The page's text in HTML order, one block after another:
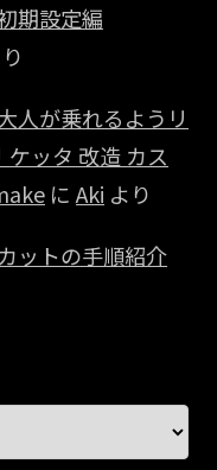
期設定編
人が乗れるようリ
ケッタ 改造 カス
に Aki より
ットの手順紹介